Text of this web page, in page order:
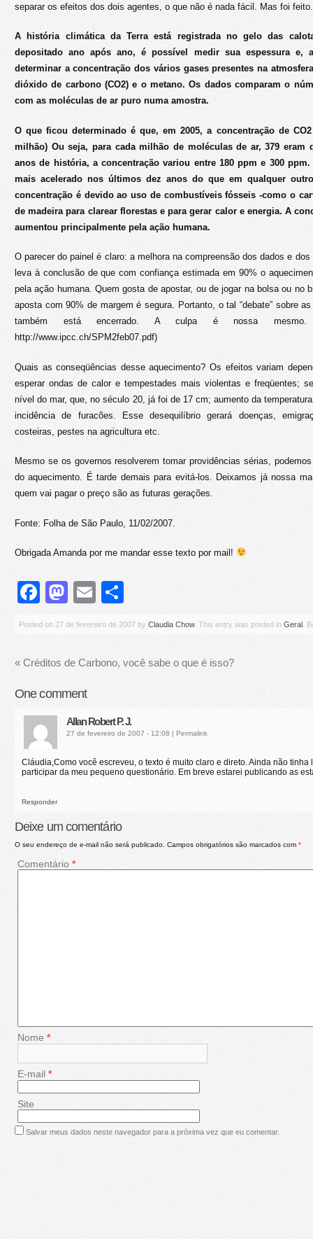
separar os efeitos dos dois agentes, o que não é nada fácil. Mas foi feito.
A história climática da Terra está registrada no gelo das
depositado ano após ano, é possível medir sua espessura e,
determinar a concentração dos vários gases presentes na
dióxido de carbono (CO2) e o metano. Os dados comparam o
com as moléculas de ar puro numa amostra.
O que ficou determinado é que, em 2005, a concentração de
milhão) Ou seja, para cada milhão de moléculas de ar, 379 eram
anos de história, a concentração variou entre 180 ppm e 300
mais acelerado nos últimos dez anos do que em qualquer
concentração é devido ao uso de combustíveis fósseis -como o
de madeira para clarear florestas e para gerar calor e energia. A
aumentou principalmente pela ação humana.
O parecer do painel é claro: a melhora na compreensão dos dados e
leva à conclusão de que com confiança estimada em 90% o
pela ação humana. Quem gosta de apostar, ou de jogar na bolsa ou no
aposta com 90% de margem é segura. Portanto, o tal “debate” sobre
também está encerrado. A culpa é nossa mesmo.
http://www.ipcc.ch/SPM2feb07.pdf)
Quais as conseqüências desse aquecimento? Os efeitos variam
esperar ondas de calor e tempestades mais violentas e freqüentes;
nível do mar, que, no século 20, já foi de 17 cm; aumento da
incidência de furacões. Esse desequilíbrio gerará doenças,
costeiras, pestes na agricultura etc.
Mesmo se os governos resolverem tomar providências sérias,
do aquecimento. É tarde demais para evitá-los. Deixamos já nossa
quem vai pagar o preço são as futuras gerações.
Fonte: Folha de São Paulo, 11/02/2007.
Obrigada Amanda por me mandar esse texto por mail!
Facebook
Mastodon
Email
Posted on 27 de fevereiro de 2007 by Claudia Chow. This entry was posted in Geral .
« Créditos de Carbono, você sabe o que é isso?
Onecomment
Allan Robert P. J.
27 de fevereiro de 2007 - 12:08 | Permalink
Cláudia,Como você escreveu, o texto é muito claro e direto. Ainda não
participar da meu pequeno questionário. Em breve estarei publicando as
Responder
Deixe um comentário
O seu endereço de e-mail não será publicado. Campos obrigatórios são marcados com *
Comentário *
Nome *
E-mail *
Site
Salvar meus dados neste navegador para a próxima vez que eu comentar.